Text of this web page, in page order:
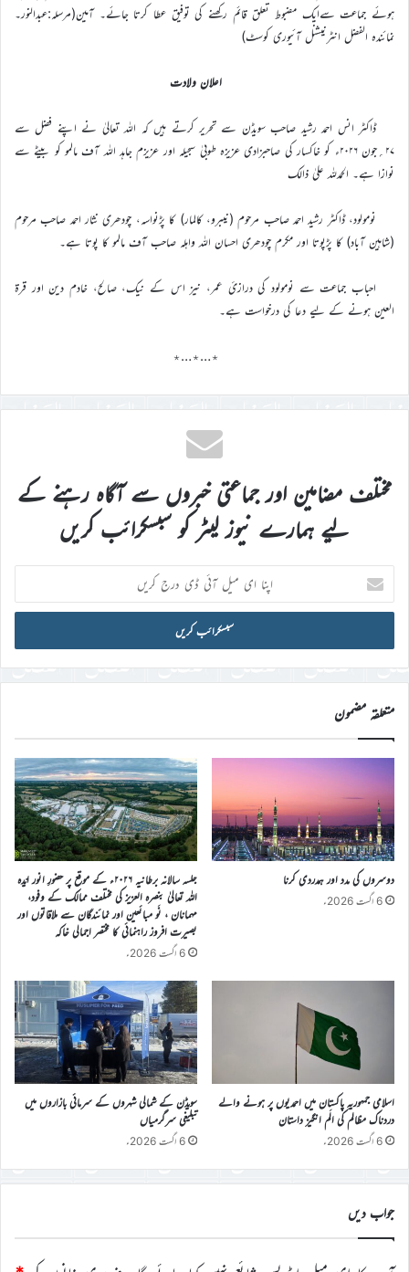
ہوئے جماعت سےایک مضبوط تعلق قائم رکھنے کی توفیق عطا کرتا جائے۔ آمین(مرسلہ:عبدالنور۔
نمائندہ الفضل انٹرنیشنل آئیوری کوسٹ)
اعلان ولادت
ڈاکٹر انس احمد رشید صاحب سویڈن سے تحریر کرتے ہیں کہ اللہ تعالیٰ نے اپنے فضل سے
۲۷؍جون ۲۰۲۶ء کو خاکسار کی صاحبزادی عزیزہ طوبیٰ سجیلہ اور عزیزم جاہد اللہ آف مالمو کو بیٹے سے
نوازا ہے۔ الحمدللہ علیٰ ذالک
نومولود، ڈاکٹر رشید احمد صاحب مرحوم (نیبرو، کالمار) کا پڑنواسہ، چودھری نثار احمد صاحب مرحوم
(شاہین آباد) کا پڑپوتا اور مکرم چودھری احسان اللہ واہلہ صاحب آف مالمو کا پوتا ہے۔
احباب جماعت سے نومولود کی درازیٔ عمر، نیز اس کے نیک، صالح، خادم دین اور قرة
العین ہونے کے لیے دعا کی درخواست ہے۔
٭…٭…٭
مختلف مضامین اور جماعتی خبروں سے آگاہ رہنے کے
لیے ہمارے نیوز لیٹر کو سبسکرائب کریں
اپنا
ای
میل
ڈی
درج
کریں
متعلقہ مضمون
دوسروں کی مدد اور ہمدردی کرنا
6 اگست 2026ء
جلسہ سالانہ برطانیہ ۲۰۲۶ء کے موقع پر حضورِ انور ایّدہ
الله تعالیٰ بنصرہ العزیز کی مختلف ممالک کے وفود،
مہمانان ، نَو مبائعین اور نمائندگان سے ملاقاتوں اور
بصیرت افروز راہنمائی کا مختصر اجمالی خاکہ
6 اگست 2026ء
اسلامی جمہوریہ پاکستان میں احمدیوں پر ہونے والے
دردناک مظالم کی الَم انگیز داستان
6 اگست 2026ء
سویڈن کے شمالی شہروں کے سرمائی بازاروں میں
تبلیغی سرگرمیاں
6 اگست 2026ء
جواب دیں